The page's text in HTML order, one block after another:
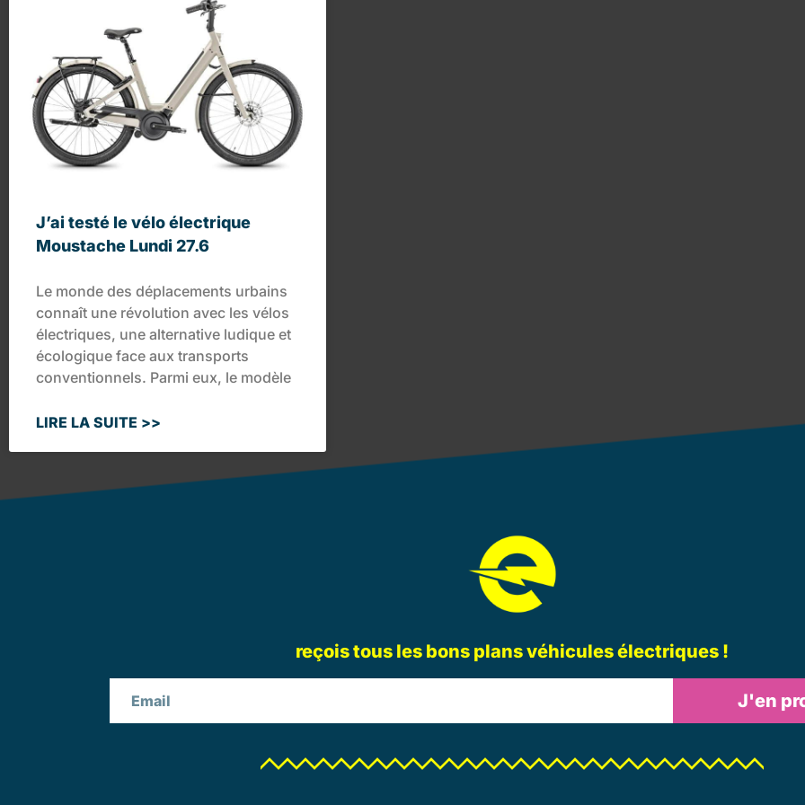
J’ai testé le vélo électrique
Moustache Lundi 27.6
Le monde des déplacements urbains
connaît une révolution avec les vélos
électriques, une alternative ludique et
écologique face aux transports
conventionnels. Parmi eux, le modèle
LIRE LA SUITE >>
reçois tous les bons plans véhicules électriques !
J'en